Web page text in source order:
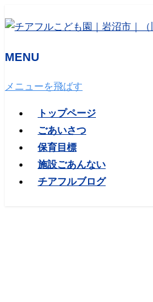
MENU
メニューを飛ばす
トップページ
ごあいさつ
保育目標
施設ごあんない
チアフルブログ